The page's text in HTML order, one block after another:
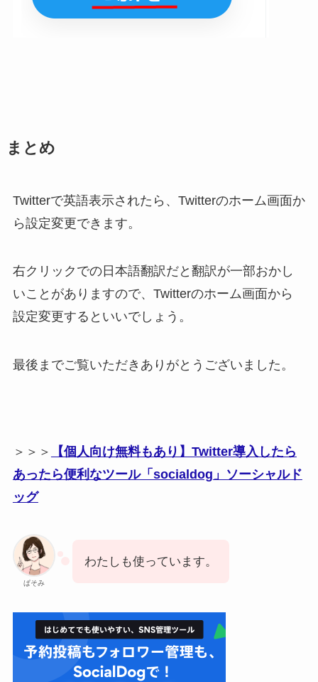
まとめ
Twitterで英語表示されたら、Twitterのホーム画面か
ら設定変更できます。
右クリックでの日本語翻訳だと翻訳が一部おかし
いことがありますので、Twitterのホーム画面から
設定変更するといいでしょう。
最後までご覧いただきありがとうございました。
＞＞＞
【個人向け無料もあり】Twitter導入したら
あったら便利なツール「socialdog」ソーシャルド
ッグ
ぱそみ
わたしも使っています。